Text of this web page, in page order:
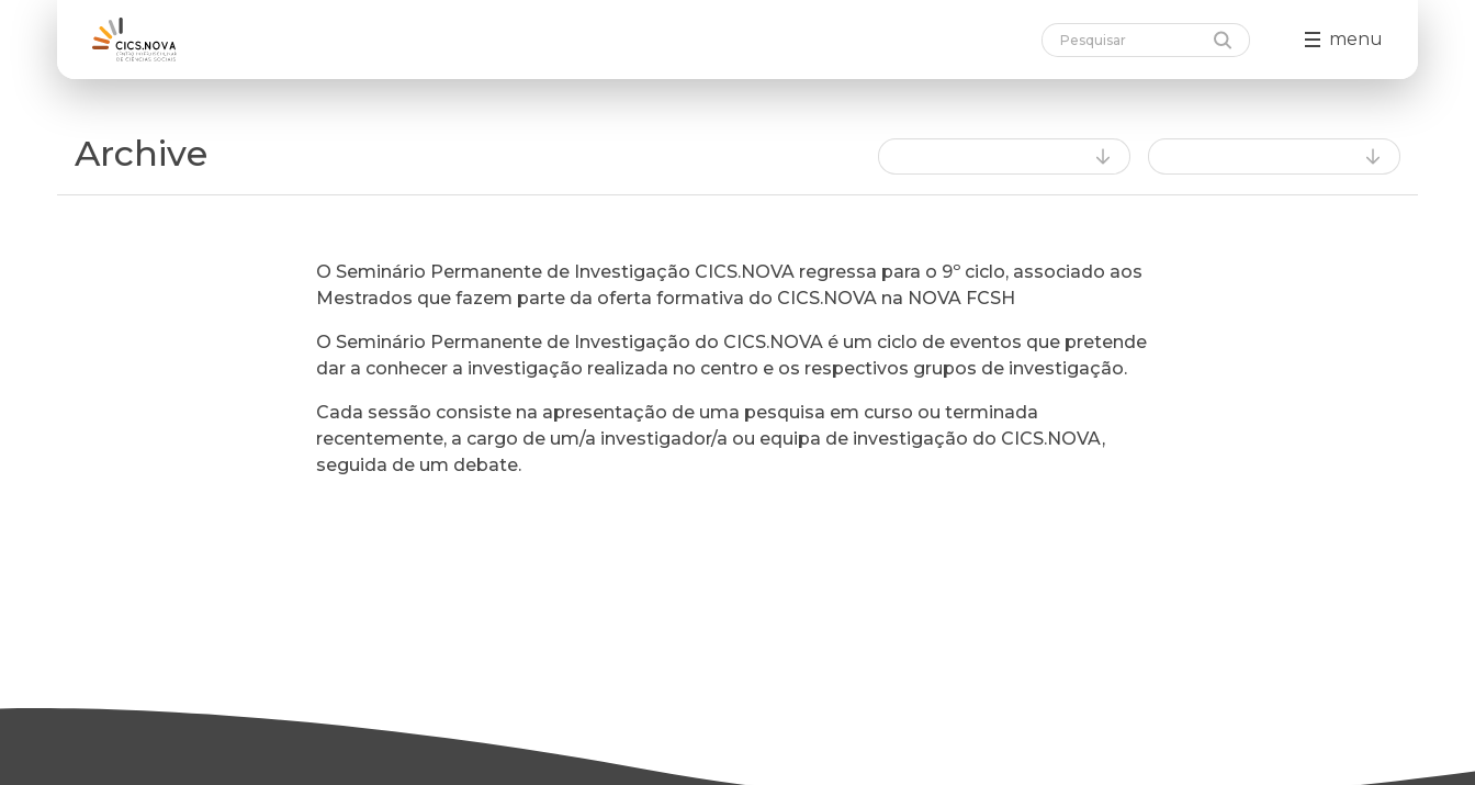
menu
Archive
O Seminário Permanente de Investigação CICS.NOVA regressa para o 9º ciclo, associado aos
Mestrados que fazem parte da oferta formativa do CICS.NOVA na NOVA FCSH
O Seminário Permanente de Investigação do CICS.NOVA é um ciclo de eventos que pretende
dar a conhecer a investigação realizada no centro e os respectivos grupos de investigação.
Cada sessão consiste na apresentação de uma pesquisa em curso ou terminada
recentemente, a cargo de um/a investigador/a ou equipa de investigação do CICS.NOVA,
seguida de um debate.